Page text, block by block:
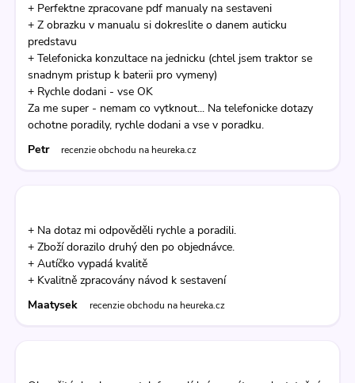
+ Perfektne zpracovane pdf manualy na sestaveni
+ Z obrazku v manualu si dokreslite o danem auticku
predstavu
+ Telefonicka konzultace na jednicku (chtel jsem traktor se
snadnym pristup k baterii pro vymeny)
+ Rychle dodani - vse OK
Za me super - nemam co vytknout... Na telefonicke dotazy
ochotne poradily, rychle dodani a vse v poradku.
Petr
recenzie obchodu na heureka.cz
+ Na dotaz mi odpověděli rychle a poradili.
+ Zboží dorazilo druhý den po objednávce.
+ Autíčko vypadá kvalitě
+ Kvalitně zpracovány návod k sestavení
Maatysek
recenzie obchodu na heureka.cz